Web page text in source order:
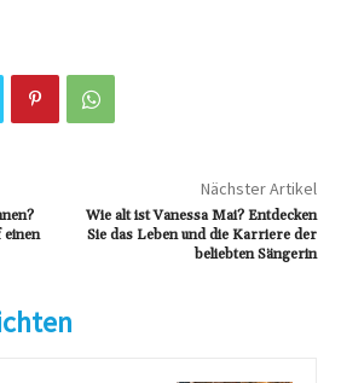
einen
Nächster Artikel
Wie alt ist Vanessa Mai? Entdecken
Sie das Leben und die Karriere der
beliebten Sängerin